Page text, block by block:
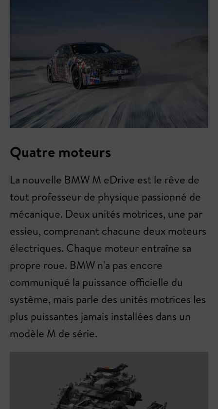
Quatre moteurs
La nouvelle BMW M eDrive est le rêve de
tout professeur de physique passionné de
mécanique. Deux unités motrices, une par
essieu, comprenant chacune deux moteurs
électriques. Chaque moteur entraîne sa
propre roue. BMW n'a pas encore
communiqué la puissance officielle du
système, mais parle des unités motrices les
plus puissantes jamais installées dans un
modèle M de série.